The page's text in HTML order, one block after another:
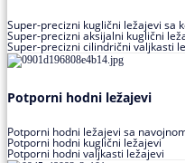
Super-precizni kuglični ležajevi sa
Super-precizni aksijalni kuglični
Super-precizni cilindrični valjkasti
Potporni hodni ležajevi
Potporni hodni ležajevi sa
Potporni hodni kuglični ležajevi
Potporni hodni valjkasti ležajevi